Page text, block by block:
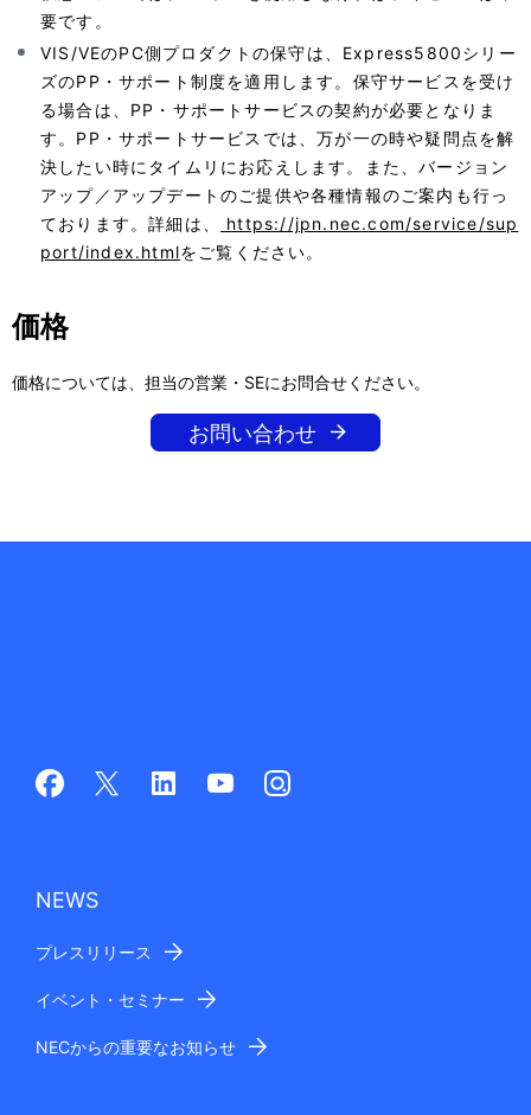
要です。
VIS/VEのPC側プロダクトの保守は、Express5800シリー
ズのPP・サポート制度を適用します。保守サービスを受け
る場合は、PP・サポートサービスの契約が必要となりま
す。PP・サポートサービスでは、万が一の時や疑問点を解
決したい時にタイムリにお応えします。また、バージョン
アップ／アップデートのご提供や各種情報のご案内も行っ
ております。詳細は、
https://jpn.nec.com/service/sup
port/index.htmlをご覧ください。
価格
価格については、担当の営業・SEにお問合せください。
お問い合わせ
NEWS
プレスリリース
イベント・セミナー
NECからの重要なお知らせ